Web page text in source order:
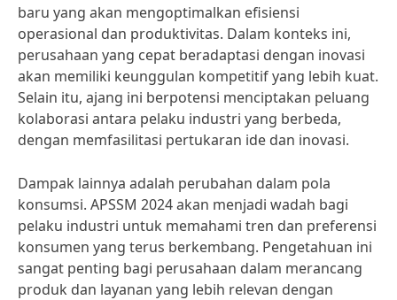
baru yang akan mengoptimalkan efisiensi
operasional dan produktivitas. Dalam konteks ini,
perusahaan yang cepat beradaptasi dengan inovasi
akan memiliki keunggulan kompetitif yang lebih kuat.
Selain itu, ajang ini berpotensi menciptakan peluang
kolaborasi antara pelaku industri yang berbeda,
dengan memfasilitasi pertukaran ide dan inovasi.
Dampak lainnya adalah perubahan dalam pola
konsumsi. APSSM 2024 akan menjadi wadah bagi
pelaku industri untuk memahami tren dan preferensi
konsumen yang terus berkembang. Pengetahuan ini
sangat penting bagi perusahaan dalam merancang
produk dan layanan yang lebih relevan dengan